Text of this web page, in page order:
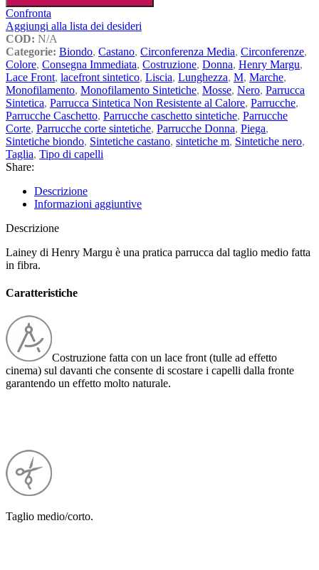
Confronta
Aggiungi alla lista dei desideri
COD: N/A
Categorie: Biondo, Castano, Circonferenza Media, Circonferenze,
Colore, Consegna Immediata, Costruzione, Donna, Henry Margu,
Lace Front, lacefront sintetico, Liscia, Lunghezza, M, Marche,
Monofilamento, Monofilamento Sintetiche, Mosse, Nero, Parrucca
Sintetica, Parrucca Sintetica Non Resistente al Calore, Parrucche,
Parrucche Caschetto, Parrucche caschetto sintetiche, Parrucche
Corte, Parrucche corte sintetiche, Parrucche Donna, Piega,
Sintetiche biondo, Sintetiche castano, sintetiche m, Sintetiche nero,
Taglia, Tipo di capelli
Share:
Descrizione
Informazioni aggiuntive
Descrizione
Lainey di Henry Margu è una pratica parrucca dal taglio medio fatta
in fibra.
Caratteristiche
Costruzione fatta con un lace front (tulle ad effetto
cinema) sul davanti che consente di scostare i capelli dalla fronte
garantendo un effetto molto naturale.
Taglio medio/corto.